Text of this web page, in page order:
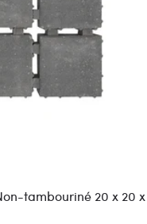
tambouriné 20 x 20 x